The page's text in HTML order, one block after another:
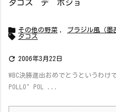
タコス デ ポジョ
 その他の野菜 , ブラジル風（墨
 タコス
 2006年3月22日
WBC決勝進出おめでとうというわけ
POLLO" POL ...